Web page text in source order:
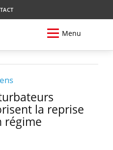
Menu
la reprise
régime